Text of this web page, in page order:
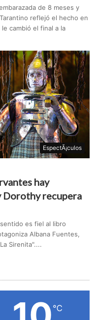
de 8 meses y
reflejó el hecho en
cambió el final a la
EspectÃ¡culos
hay
Dorothy recupera
es fiel al libro
Albana Fuentes,
Sirenita"....
℃